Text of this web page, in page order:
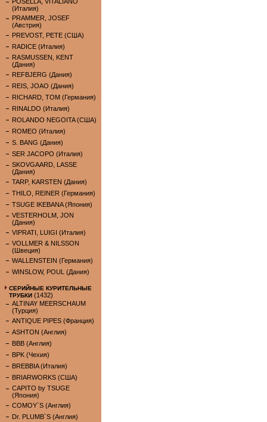
(Италия)
PRAMMER, JOSEF
(Австрия)
PREVOST, PETE (США)
RADICE (Италия)
RASMUSSEN, KENT
(Дания)
REFBJERG (Дания)
REIS, JOAO (Дания)
RICHARD, TOM (Германия)
RINALDO (Италия)
ROLANDO NEGOITA (США)
ROMEO (Италия)
S. BANG (Дания)
SER JACOPO (Италия)
SKOVGAARD, LASSE
(Дания)
TARP, KARSTEN (Дания)
THILO, REINER (Германия)
TSUGE IKEBANA (Япония)
VESTERHOLM, JON
(Дания)
VIPRATI, LUIGI (Италия)
VOLLMER & NILSSON
(Швеция)
WALLENSTEIN (Германия)
WINSLOW, POUL (Дания)
СЕРИЙНЫЕ КУРИТЕЛЬНЫЕ
ТРУБКИ (1432)
ALTINAY MEERSCHAUM
(Турция)
ANTIQUE PIPES (Франция)
ASHTON (Англия)
BBB (Англия)
BPK (Чехия)
BREBBIA (Италия)
BRIARWORKS (США)
CAPITO by TSUGE
(Япония)
COMOY`S (Англия)
Dr. PLUMB`S (Англия)